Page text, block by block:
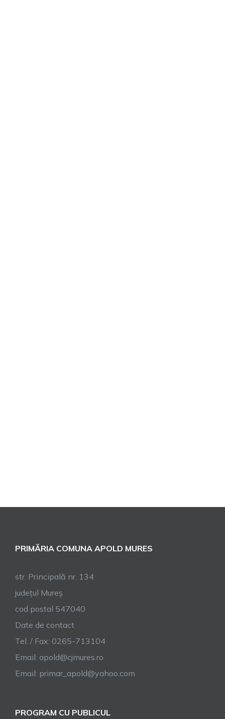
PRIMĂRIA COMUNA APOLD MURES
str. Principală nr. 134
județul Mureș
cod postal 547040
Date de contact
Tel. / Fax: 0265-713104
Email: apold@cjmures.ro
Email: primar_apold@yahoo.com
PROGRAM CU PUBLICUL